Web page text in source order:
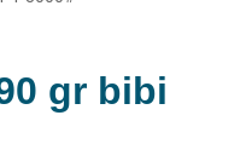
gr bibi